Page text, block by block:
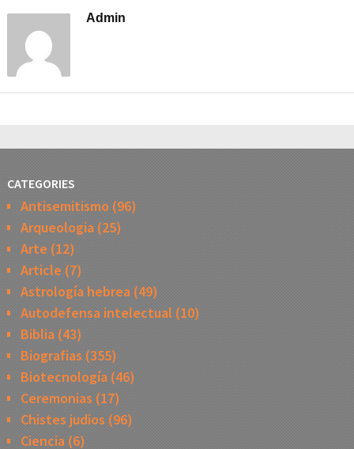
Admin
CATEGORIES
Antisemitismo (96)
Arqueologia(25)
Arte (12)
Article (7)
Astrología hebrea(49)
Autodefensa intelectual (10)
Biblia(43)
Biografias (355)
Biotecnología(46)
Ceremonias (17)
Chistes judios (96)
Ciencia(6)